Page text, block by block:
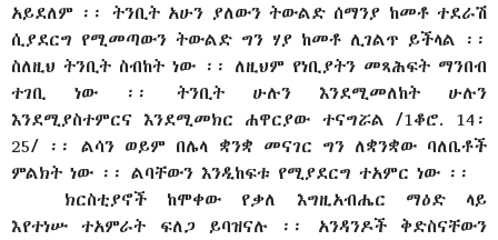
አይደለም ፡፡ ትንቢት አሁን ያለውን ትውልድ ሰማንያ ከመቶ ተደራሽ
ሲያደርግ የሚመጣውን ትውልድ ግን ሃያ ከመቶ ሊገልጥ ይችላል ፡፡
ስለዚህ ትንቢት ስብከት ነው ፡፡ ለዚህም የነቢያትን መጻሕፍት ማንበብ
ተገቢ ነው ፡፡ ትንቢት ሁሉን እንደሚመለከት ሁሉን
እንደሚያስተምርና እንደሚመክር ሐዋርያው ተናግሯል /1ቆሮ. 14፡
25/ ፡፡ ልሳን ወይም በሌላ ቋንቋ መናገር ግን ለቋንቋው ባለቤቶች
ምልክት ነው ፡፡ ልባቸውን እንዲከፍቱ የሚያደርግ ተአምር ነው ፡፡
ክርስቲያኖች ከሞቀው የቃለ እግዚአብሔር ማዕድ ላይ
እየተነሡ ተአምራት ፍለጋ ይባዝናሉ ፡፡ አንዳንዶች ቅድስናቸውን